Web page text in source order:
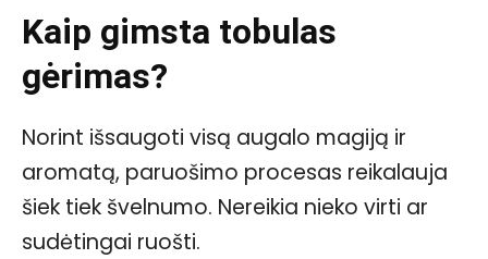
Kaip gimsta tobulas
gėrimas?
Norint išsaugoti visą augalo magiją ir
aromatą, paruošimo procesas reikalauja
šiek tiek švelnumo. Nereikia nieko virti ar
sudėtingai ruošti.